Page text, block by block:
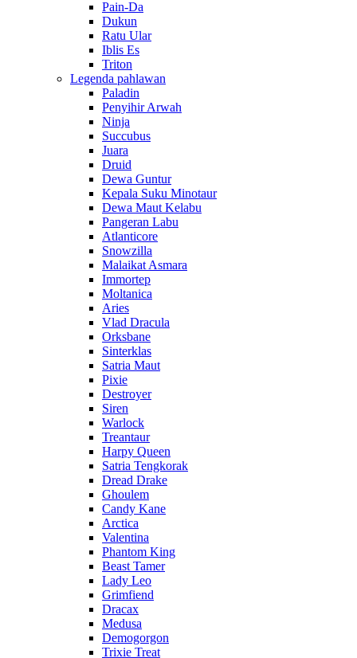
Pain-Da
Dukun
Ratu Ular
Iblis Es
Triton
Legenda pahlawan
Paladin
Penyihir Arwah
Ninja
Succubus
Juara
Druid
Dewa Guntur
Kepala Suku Minotaur
Dewa Maut Kelabu
Pangeran Labu
Atlanticore
Snowzilla
Malaikat Asmara
Immortep
Moltanica
Aries
Vlad Dracula
Orksbane
Sinterklas
Satria Maut
Pixie
Destroyer
Siren
Warlock
Treantaur
Harpy Queen
Satria Tengkorak
Dread Drake
Ghoulem
Candy Kane
Arctica
Valentina
Phantom King
Beast Tamer
Lady Leo
Grimfiend
Dracax
Medusa
Demogorgon
Trixie Treat